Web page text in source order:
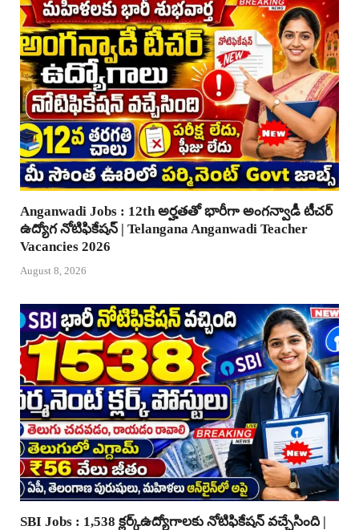
Anganwadi Jobs : 12th అర్హతతో భారీగా అంగన్వాడీ టీచర్
ఉద్యోగ నోటిఫికేషన్ | Telangana Anganwadi Teacher
Vacancies 2026
August 8, 2026
SBI Jobs : 1,538 క్లర్క్ఉద్యోగాలకు నోటిఫికేషన్ వచ్చేసింది |